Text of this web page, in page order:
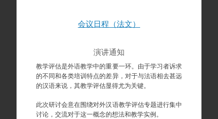
会议日程（法文）
演讲通知
教学评估是外语教学中的重要一环。由于学习者诉求
的不同和各类培训特点的差异，对于与法语相去甚远
的汉语来说，其教学评估显得尤为关键。
此次研讨会意在围绕对外汉语教学评估专题进行集中
讨论，交流对于这一概念的想法和教学实例。